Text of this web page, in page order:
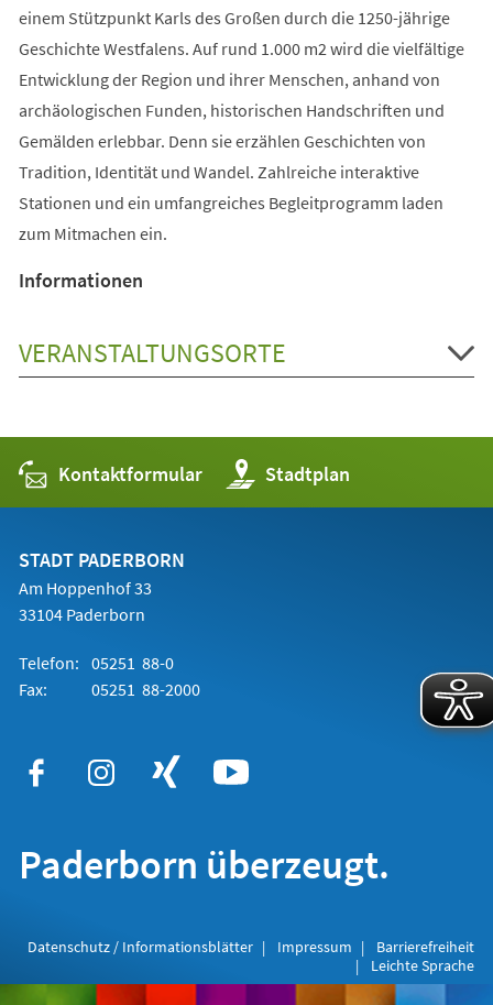
einem Stützpunkt Karls des Großen durch die 1250-jährige
Geschichte Westfalens. Auf rund 1.000 m2 wird die vielfältige
Entwicklung der Region und ihrer Menschen, anhand von
archäologischen Funden, historischen Handschriften und
Gemälden erlebbar. Denn sie erzählen Geschichten von
Tradition, Identität und Wandel. Zahlreiche interaktive
Stationen und ein umfangreiches Begleitprogramm laden
zum Mitmachen ein.
Informationen
VERANSTALTUNGSORTE
Kontaktformular Stadtplan
(Öffnet
in
einem
STADT PADERBORN
Am Hoppenhof 33
33104 Paderborn
Telefon: 05251 88-0
Fax:
05251 88-2000
Paderborn überzeugt.
Datenschutz / Informationsblätter Impressum
Barrierefreiheit
Leichte Sprache